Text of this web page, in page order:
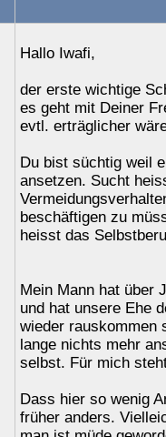
Hallo Iwafi,
der erste wichtige
es geht mit Deiner
evtl. erträglicher
Du bist süchtig weil
ansetzen. Sucht
beschäftigen zu
heisst das
Mein Mann hat über
und hat unsere Ehe
wieder rauskommen
lange nichts mehr
selbst. Für mich
Dass hier so wenig
früher anders.